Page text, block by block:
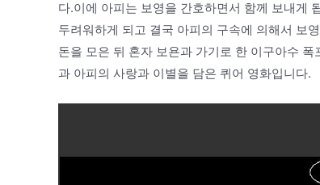
다.이에 아피는 보영을 간호하면서 함께 보내게
두려워하게 되고 결국 아피의 구속에 의해서 보
돈을 모은 뒤 혼자 보욘과 가기로 한 이구아수
과 아피의 사랑과 이별을 담은 퀴어 영화입니다.